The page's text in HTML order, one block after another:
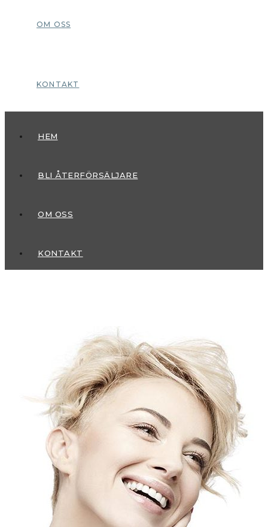
OM OSS
KONTAKT
HEM
BLI ÅTERFÖRSÄLJARE
OM OSS
KONTAKT